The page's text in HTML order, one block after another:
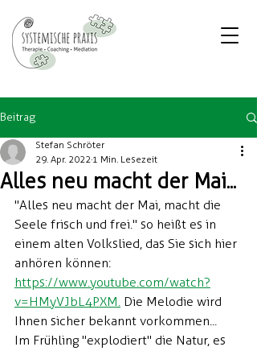
Beitrag
Alles neu macht der Mai...
Stefan Schröter
29. Apr. 2022 1 Min. Lesezeit
"Alles neu macht der Mai, macht die
Seele frisch und frei." so heißt es in
einem alten Volkslied, das Sie sich hier
anhören können:
https://www.youtube.com/watch?
v=HMyVJbL4PXM. Die Melodie wird
Ihnen sicher bekannt vorkommen...
Im Frühling "explodiert" die Natur, es